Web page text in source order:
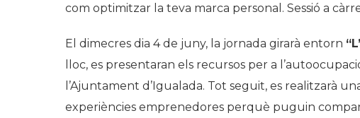
com optimitzar la teva marca personal. Sessió a
El dimecres dia 4 de juny, la jornada girarà entorn
lloc, es presentaran els recursos per a
l’Ajuntament d’Igualada. Tot seguit, es realitzarà
experiències emprenedores perquè puguin